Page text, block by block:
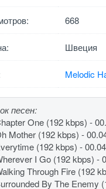
668
Швеция
Melodic
песен:
One (192 kbps) -
Mother (192 kbps) -
(192 kbps) -
I Go (192 kbps) -
Through Fire (192
By The Enemy